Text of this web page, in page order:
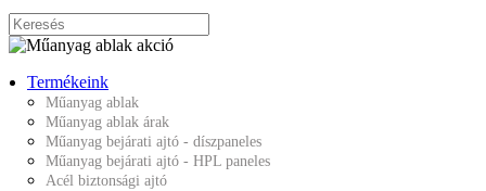
Termékeink
Műanyag ablak
Műanyag ablak árak
Műanyag bejárati ajtó - díszpaneles
Műanyag bejárati ajtó - HPL paneles
Acél biztonsági ajtó